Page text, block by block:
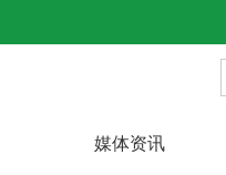
媒体资讯